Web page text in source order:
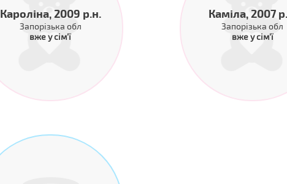
Кароліна, 2009 р.н.
Запорізька обл
вже у сім'ї
Каміла, 2007
Запорізька обл
вже у сім'ї